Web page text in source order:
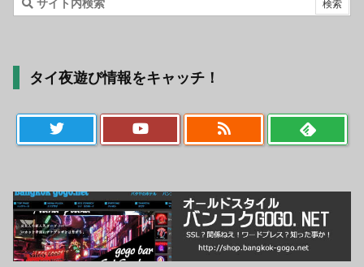
タイ夜遊び情報をキャッチ！